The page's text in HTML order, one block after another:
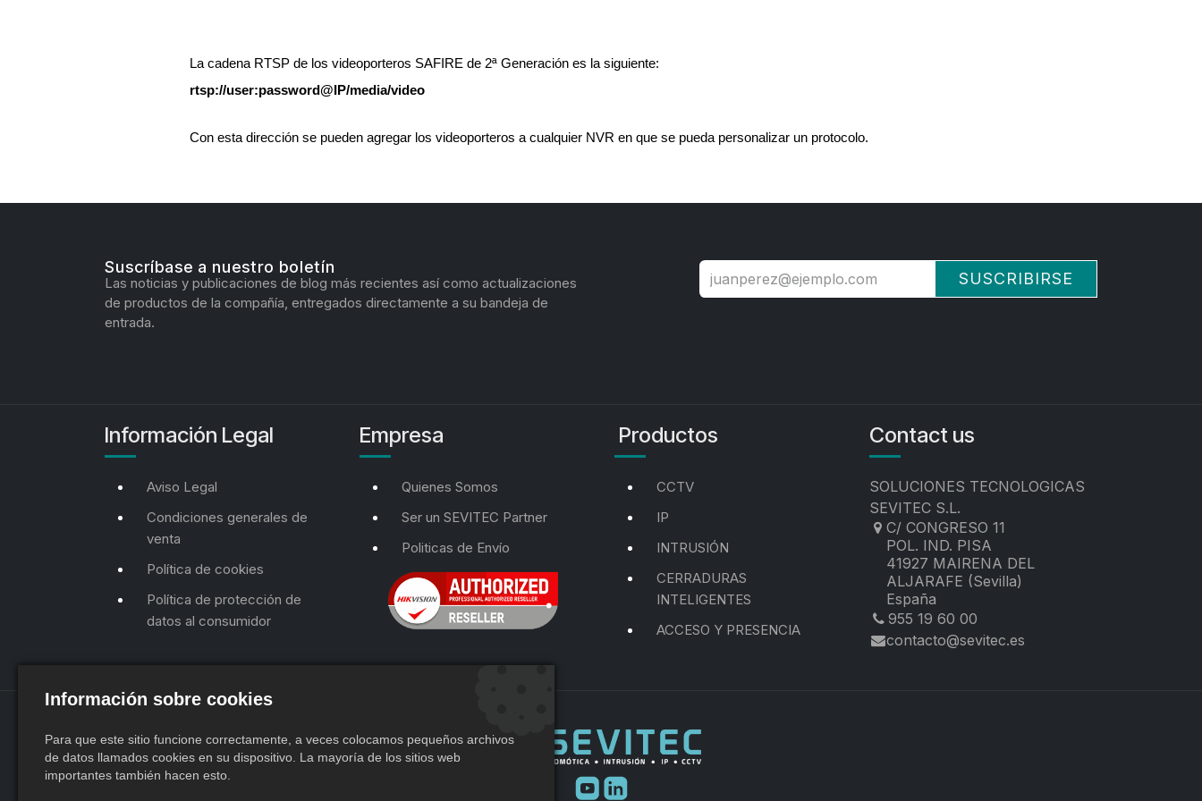
La cadena RTSP de los videoporteros SAFIRE de 2ª Generación es la siguiente:
rtsp://user:password@IP/media/video
Con esta dirección se pueden agregar los videoporteros a cualquier NVR en que se pueda personalizar un protocolo.
Suscríbase a nuestro boletín
Las noticias y publicaciones de blog más recientes así como actualizaciones
de productos de la compañía, entregados directamente a su bandeja de
entrada.
SUSCRIBIRSE
Información Legal
Aviso Legal
Condiciones generales de
venta
Política de cookies
Política de protección de
datos al consumidor
Empresa
Quienes Somos
Ser un SEVITEC Partner
Politicas de Envío
Productos
CCTV
IP
INTRUSIÓN
CERRADURAS
INTELIGENTES
ACCESO Y PRESENCIA
Contact us
SOLUCIONES TECNOLOGICAS
SEVITEC S.L.
C/ CONGRESO 11
POL. IND. PISA
41927 MAIRENA DEL
ALJARAFE (Sevilla)
España
955 19 60 00
contacto@sevitec.es
Información sobre cookies
Para que este sitio funcione correctamente, a veces colocamos pequeños archivos
de datos llamados cookies en su dispositivo. La mayoría de los sitios web
importantes también hacen esto.